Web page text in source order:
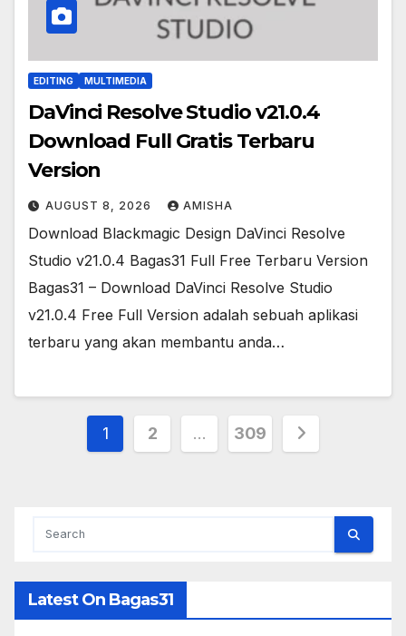
EDITING MULTIMEDIA
DaVinci Resolve Studio v21.0.4
Download Full Gratis Terbaru
Version
AUGUST 8, 2026 AMISHA
Download Blackmagic Design DaVinci Resolve
Studio v21.0.4 Bagas31 Full Free Terbaru Version
Bagas31 – Download DaVinci Resolve Studio
v21.0.4 Free Full Version adalah sebuah aplikasi
terbaru yang akan membantu anda…
Posts
1 2 … 309
Latest On Bagas31